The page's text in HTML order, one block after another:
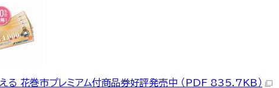
る 花巻市プレミアム付商品券好評発売中 （PDF 835.7KB）